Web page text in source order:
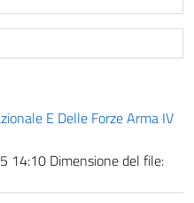
E Delle Forze Arma IV
14:10 Dimensione del file: